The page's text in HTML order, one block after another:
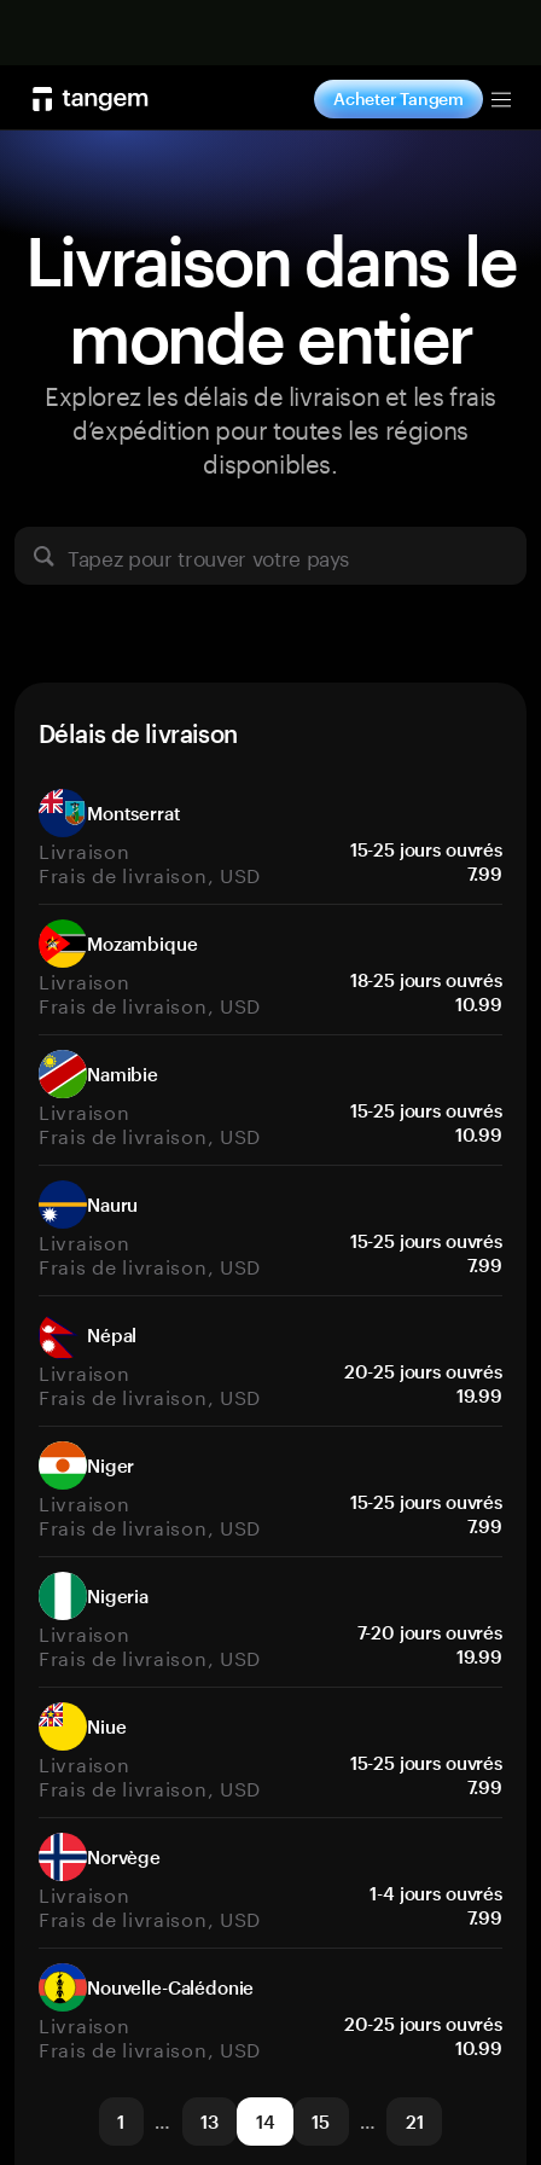
Acheter Tangem
Livraison dans le
monde entier
Explorez les délais de livraison et les frais
d’expédition pour toutes les régions
disponibles.
Tapez pour trouver votre pays
Délais de livraison
Montserrat
Livraison 15-25 jours ouvrés
Frais de livraison, USD 7.99
Mozambique
Livraison 18-25 jours ouvrés
Frais de livraison, USD 10.99
Namibie
Livraison 15-25 jours ouvrés
Frais de livraison, USD 10.99
Nauru
Livraison 15-25 jours ouvrés
Frais de livraison, USD 7.99
Népal
Livraison 20-25 jours ouvrés
Frais de livraison, USD 19.99
Niger
Livraison 15-25 jours ouvrés
Frais de livraison, USD 7.99
Nigeria
Livraison 7-20 jours ouvrés
Frais de livraison, USD 19.99
Niue
Livraison 15-25 jours ouvrés
Frais de livraison, USD 7.99
Norvège
Livraison 1-4 jours ouvrés
Frais de livraison, USD 7.99
Nouvelle-Calédonie
Livraison 20-25 jours ouvrés
Frais de livraison, USD 10.99
1 … 13 14 15 … 21